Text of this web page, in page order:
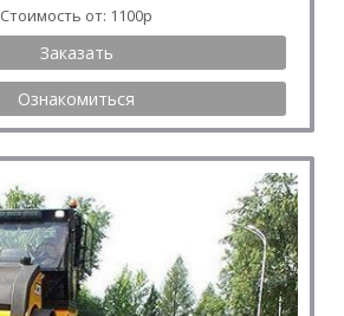
Стоимость от: 1100р
Заказать
Ознакомиться